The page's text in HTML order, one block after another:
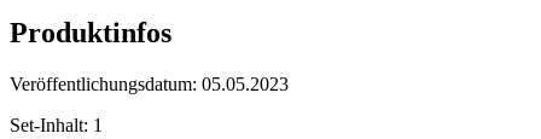
Produktinfos
Veröffentlichungsdatum: 05.05.2023
Set-Inhalt: 1